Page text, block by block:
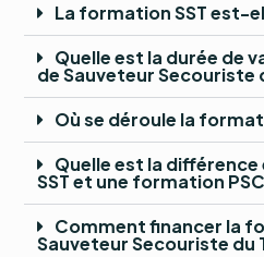
La formation SST est-
Quelle est la durée de
de Sauveteur Secouriste
Où se déroule la
Quelle est la
SST et une formation
Comment financer la
Sauveteur Secouriste du